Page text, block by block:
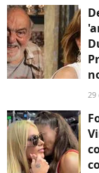
29